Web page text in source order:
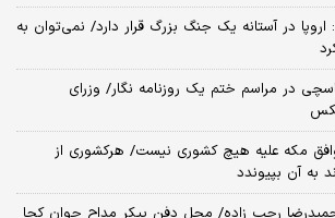
در آستانه یک جنگ بزرگ قرار دارد/ نمی‌توان به
در مراسم ختم یک روزنامه نگار/ وزرای
مکه علیه هیچ کشوری نیست/ هرکشوری از
به آن بپیوندد